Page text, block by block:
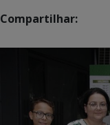
Compartilhar: